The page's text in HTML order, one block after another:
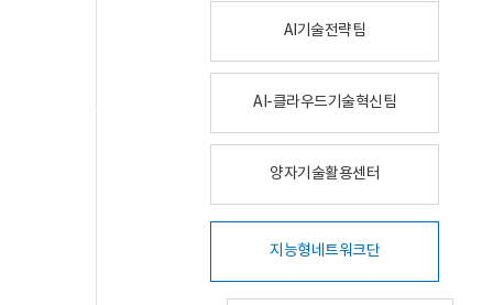
AI기술전략팀
AI-클라우드기술혁신팀
양자기술활용센터
지능형네트워크단